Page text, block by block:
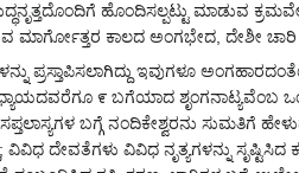
ಹೊಂದಿಸಲ್ಪಟ್ಟು ಮಾಡುವ
ಮಾರ್ಗೋತ್ತರ ಕಾಲದ ಅಂಗಭೇದ, ದೇಶೀ
ಪ್ರಸ್ತಾಪಿಸಲಾಗಿದ್ದು ಇವುಗಳೂ
೯ ಬಗೆಯಾದ ಶೃಂಗನಾಟ್ಯವೆಂಬ
ಬಗ್ಗೆ ನಂದಿಕೇಶ್ವರನು ಸುಮತಿಗೆ
ದೇವತೆಗಳು ವಿವಿಧ ನೃತ್ಯಗಳನ್ನು ಸೃಷ್ಟಿಸಿದ